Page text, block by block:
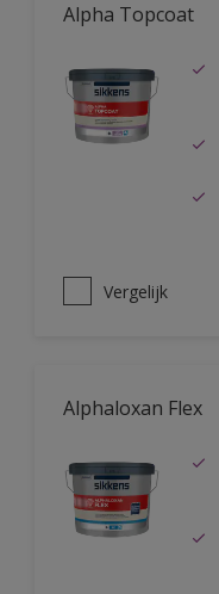
Alpha Topcoat
Vergelijk
Alphaloxan Flex